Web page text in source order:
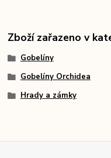
Zboží zařazeno v
Gobelíny
Gobelíny Orchidea
Hrady a zámky